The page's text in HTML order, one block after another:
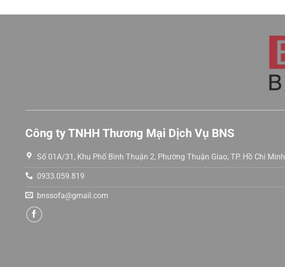
Công ty TNHH Thương Mại Dịch Vụ BNS
Số 01A/31, Khu Phố Bình Thuận 2, Phường Thuận Giao, TP. Hồ Chí Minh
0933.059.819
bnssofa@gmail.com